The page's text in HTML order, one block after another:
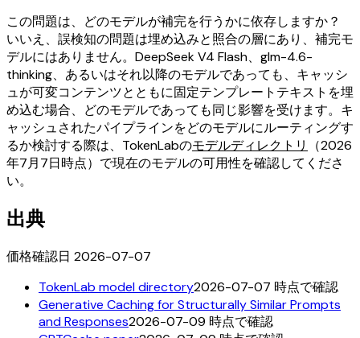
この問題は、どのモデルが補完を行うかに依存しますか？
いいえ、誤検知の問題は埋め込みと照合の層にあり、補完モ
デルにはありません。DeepSeek V4 Flash、glm-4.6-
thinking、あるいはそれ以降のモデルであっても、キャッシ
ュが可変コンテンツとともに固定テンプレートテキストを埋
め込む場合、どのモデルであっても同じ影響を受けます。キ
ャッシュされたパイプラインをどのモデルにルーティングす
るか検討する際は、TokenLabのモデルディレクトリ
（2026
年7月7日時点）で現在のモデルの可用性を確認してくださ
い。
出典
価格確認日 2026-07-07
TokenLab model directory2026-07-07 時点で確認
Generative Caching for Structurally Similar Prompts
and Responses2026-07-09 時点で確認